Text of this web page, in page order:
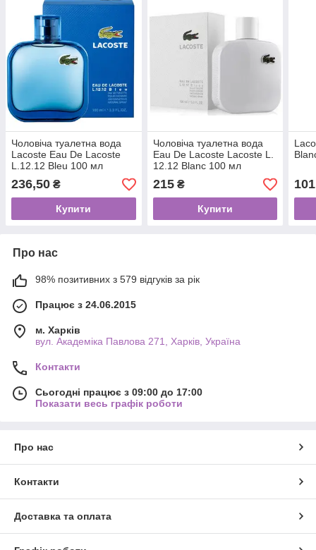
Чоловіча туалетна вода
Lacoste Eau De Lacoste
L.12.12 Bleu 100 мл
236,50 ₴
Купити
Чоловіча туалетна вода
Eau De Lacoste Lacoste L.
12.12 Blanc 100 мл
215₴
Купити
Про нас
98% позитивних з 579 відгуків за рік
Працює з 24.06.2015
м. Харків
вул. Академіка Павлова 271, Харків, Україна
Контакти
Сьогодні працює з 09:00 до 17:00
Показати весь графік роботи
Про нас
Контакти
Доставка та оплата